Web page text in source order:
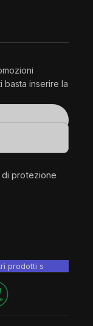
basta inserire la
protezione
prodotti sono testati